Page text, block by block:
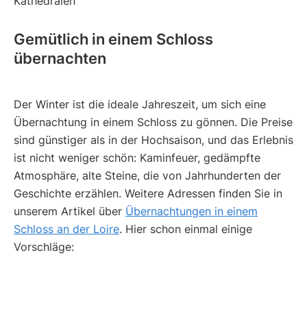
Gemütlich in einem Schloss
übernachten
Der Winter ist die ideale Jahreszeit, um sich eine
Übernachtung in einem Schloss zu gönnen. Die Preise
sind günstiger als in der Hochsaison, und das Erlebnis
ist nicht weniger schön: Kaminfeuer, gedämpfte
Atmosphäre, alte Steine, die von Jahrhunderten der
Geschichte erzählen. Weitere Adressen finden Sie in
unserem Artikel über Übernachtungen in einem
Schloss an der Loire. Hier schon einmal einige
Vorschläge: